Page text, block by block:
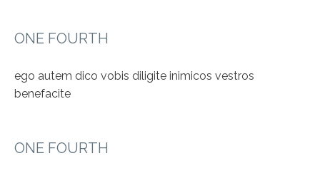
ONE FOURTH
ego autem dico vobis diligite inimicos vestros
benefacite
ONE FOURTH